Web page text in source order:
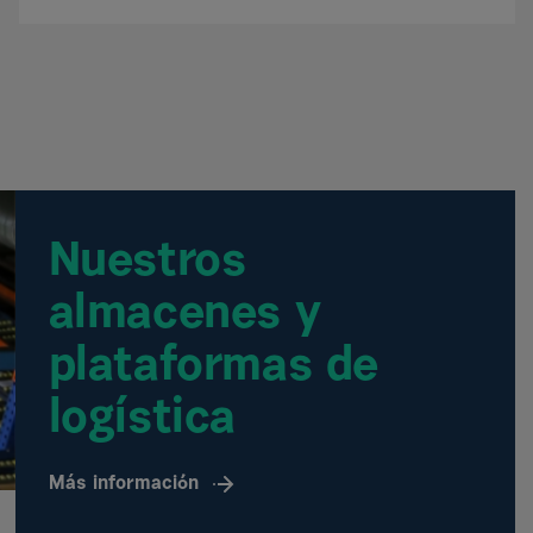
Nuestros
almacenes y
plataformas de
logística
Más información